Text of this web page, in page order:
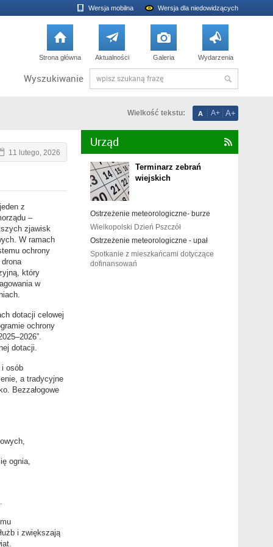
Wersja mobilna Wersja dla niedowidzących

Strona główna

Aktualności

Galeria

Wydarzenia
Wyszukiwanie
Wielkość tekstu: A A+ A+
11 lutego, 2026
z
–
zjawisk
W ramach
ochrony
który
w
dotacji celowej
ochrony
dotacji.
i osób
a tradycyjne
Bezzałogowe
ognia,
i zwiększają

Urząd
Terminarz zebrań
wiejskich
Ostrzeżenie meteorologiczne- burze
Wielkopolski Dzień Pszczół
Ostrzeżenie meteorologiczne - upał
Spotkanie z mieszkańcami dotyczące
dofinansowań